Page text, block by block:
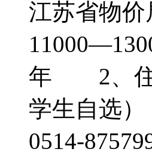
江苏省物
年 2、住
学生自选
0514-